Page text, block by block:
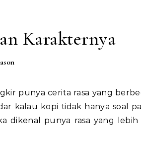
Karakternya
kalau kopi tidak hanya soal
dikenal punya rasa yang